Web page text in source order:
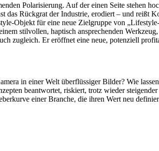
Polarisierung. Auf der einen Seite stehen
das Rückgrat der Industrie, erodiert – und reißt
Objekt für eine neue Zielgruppe von
stilvollen, haptisch ansprechenden
zugleich. Er eröffnet eine neue, potenziell
in einer Welt überflüssiger Bilder? Wie
beantwortet, riskiert, trotz wieder
einer Branche, die ihren Wert neu